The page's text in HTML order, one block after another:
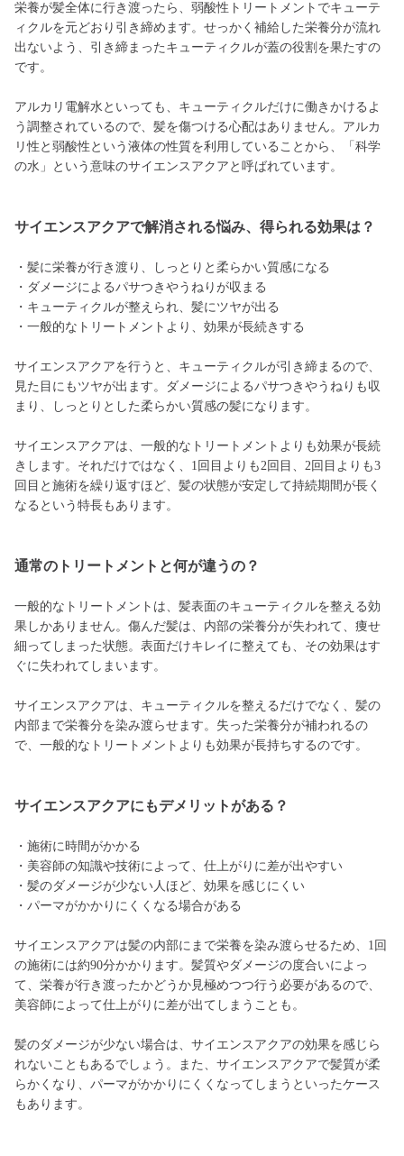
栄養が髪全体に行き渡ったら、弱酸性トリートメントでキューテ
ィクルを元どおり引き締めます。せっかく補給した栄養分が流れ
出ないよう、引き締まったキューティクルが蓋の役割を果たすの
です。
アルカリ電解水といっても、キューティクルだけに働きかけるよ
う調整されているので、髪を傷つける心配はありません。アルカ
リ性と弱酸性という液体の性質を利用していることから、「科学
の水」という意味のサイエンスアクアと呼ばれています。
サイエンスアクアで解消される悩み、得られる効果は？
・髪に栄養が行き渡り、しっとりと柔らかい質感になる
・ダメージによるパサつきやうねりが収まる
・キューティクルが整えられ、髪にツヤが出る
・一般的なトリートメントより、効果が長続きする
サイエンスアクアを行うと、キューティクルが引き締まるので、
見た目にもツヤが出ます。ダメージによるパサつきやうねりも収
まり、しっとりとした柔らかい質感の髪になります。
サイエンスアクアは、一般的なトリートメントよりも効果が長続
きします。それだけではなく、1回目よりも2回目、2回目よりも3
回目と施術を繰り返すほど、髪の状態が安定して持続期間が長く
なるという特長もあります。
通常のトリートメントと何が違うの？
一般的なトリートメントは、髪表面のキューティクルを整える効
果しかありません。傷んだ髪は、内部の栄養分が失われて、痩せ
細ってしまった状態。表面だけキレイに整えても、その効果はす
ぐに失われてしまいます。
サイエンスアクアは、キューティクルを整えるだけでなく、髪の
内部まで栄養分を染み渡らせます。失った栄養分が補われるの
で、一般的なトリートメントよりも効果が長持ちするのです。
サイエンスアクアにもデメリットがある？
・施術に時間がかかる
・美容師の知識や技術によって、仕上がりに差が出やすい
・髪のダメージが少ない人ほど、効果を感じにくい
・パーマがかかりにくくなる場合がある
サイエンスアクアは髪の内部にまで栄養を染み渡らせるため、1回
の施術には約90分かかります。髪質やダメージの度合いによっ
て、栄養が行き渡ったかどうか見極めつつ行う必要があるので、
美容師によって仕上がりに差が出てしまうことも。
髪のダメージが少ない場合は、サイエンスアクアの効果を感じら
れないこともあるでしょう。また、サイエンスアクアで髪質が柔
らかくなり、パーマがかかりにくくなってしまうといったケース
もあります。